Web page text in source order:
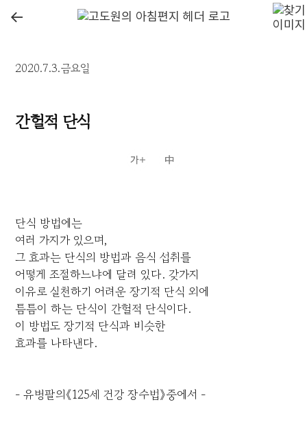
←
2020.7.3.금요일
간헐적 단식
단식 방법에는
여러 가지가 있으며,
그 효과는 단식의 방법과 음식 섭취를
어떻게 조절하느냐에 달려 있다. 갖가지
이유로 실천하기 어려운 장기적 단식 외에
틈틈이 하는 단식이 간헐적 단식이다.
이 방법도 장기적 단식과 비슷한
효과를 나타낸다.
- 유병팔의《125세 건강 장수법》중에서 -